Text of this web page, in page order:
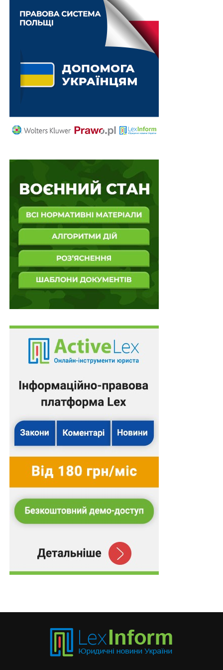
ПОВ'ЯЗАНІ ТЕМИ:
LEX
СОЦІАЛЬНЕ СТРАХУВАННЯ
За реалізацію будівельної продукції, яка не
відповідає вимогам нового Закону,
штрафуватимуть
повістки військовозобов’язаним